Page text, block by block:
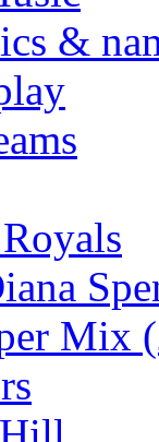
&
Mix